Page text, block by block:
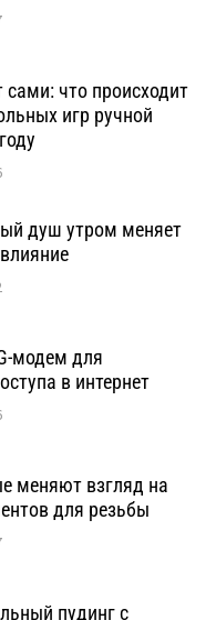
что происходит
игр ручной
душ утром меняет
модем для
в интернет
меняют взгляд на
для резьбы
пудинг с